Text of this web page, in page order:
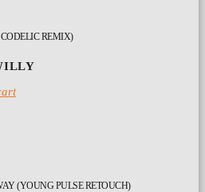
REMIX)
(YOUNG PULSE RETOUCH)